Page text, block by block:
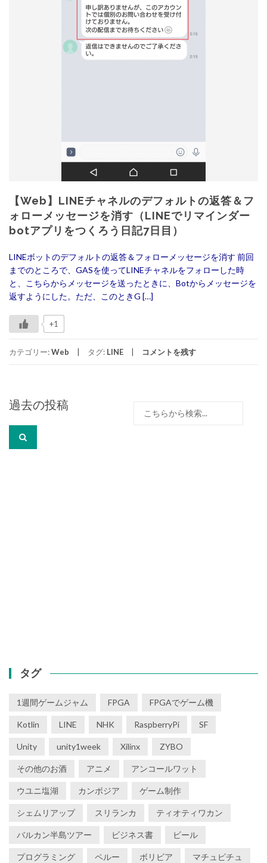
【Web】LINEチャネルのデフォルトの返答＆フ
ォローメッセージを消す（LINEでリマインダー
botアプリをつくろう日記7日目）
LINEボットのデフォルトの返答＆フォローメッセージを消す 前回
までのところで、GASを使ってLINEチャネルをフォローした時
と、こちらからメッセージを送ったときに、Botからメッセージを
返すようにした。ただ、このときG […]
+1
カテゴリー:Web タグ: LINE コメントを残す
投
稿
ナ
ビ
過去の投稿
タグ
1週間ゲームジャム FPGA FPGAでゲーム機
Kotlin LINE NHK RaspberryPi SF
Unity unity1week Xilinx ZYBO
その他のお酒 アニメ アンコールワット
ウユニ塩湖 カンボジア ゲーム制作
シェムリアップ スリランカ ティオティワカン
バルカン半島ツアー ビジネス書 ビール
プログラミング ペルー ボリビア マチュピチュ